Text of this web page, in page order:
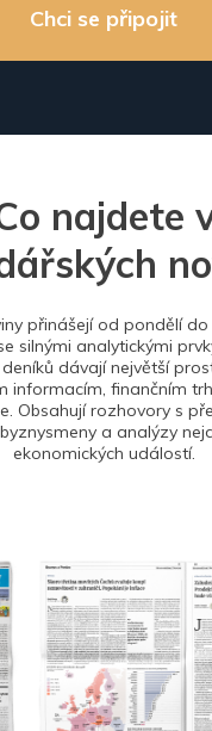
Chci se připojit
najdete
přinášejí od pondělí
silnými analytickými
deníků dávají největší
informacím, finančním
Obsahují rozhovory s
a analýzy
ekonomických událostí.